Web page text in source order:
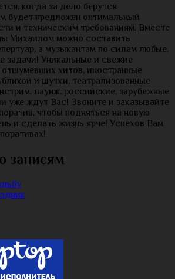
когда за дело берутся
будет предложен оптимальный
и техническим требованиям. Вместе
Михаилом можно составить
а музыкантам по силам любые,
задачи! Уникальные и свежие
хитов, иностранные
и шутки, театрализованные
лаунж, российские, зарубежные
уже ждут Вас! Звоните и заказывайте
чтобы подняться на новую
и сделать жизнь ярче! Успехов Вам
записям